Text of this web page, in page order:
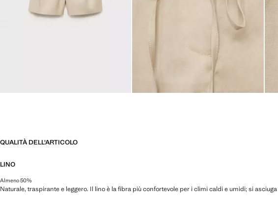
QUALITÀ DELL'ARTICOLO
LINO
Almeno 50%
Naturale, traspirante e leggero. Il lino è la fibra più confortevole per i climi caldi e umidi; si